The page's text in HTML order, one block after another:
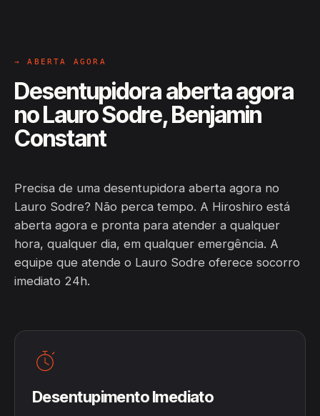
→ ABERTA AGORA
Desentupidora aberta agora
no Lauro Sodre, Benjamin
Constant
Precisa de uma desentupidora aberta agora no
Lauro Sodre? Não perca tempo. A Hiroshiro está
aberta agora e pronta para atender a qualquer
hora, qualquer dia, em qualquer emergência. A
equipe que atende o Lauro Sodre oferece socorro
imediato 24h.
Desentupimento Imediato